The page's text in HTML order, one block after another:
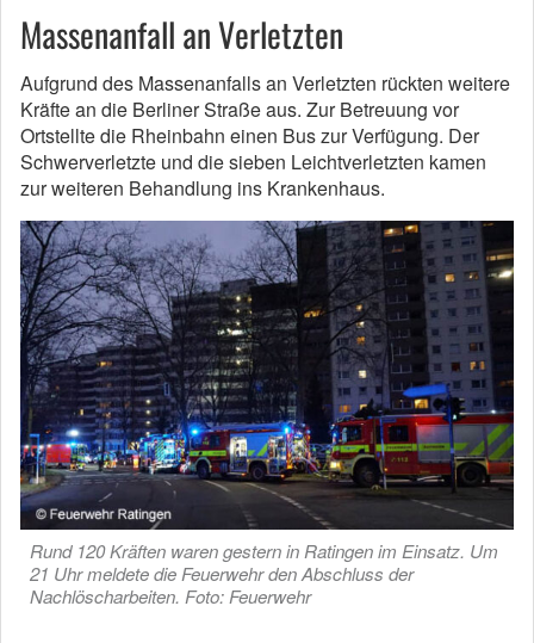
Massenanfall an Verletzten
Aufgrund des Massenanfalls an Verletzten rückten weitere
Kräfte an die Berliner Straße aus. Zur Betreuung vor
Ortstellte die Rheinbahn einen Bus zur Verfügung. Der
Schwerverletzte und die sieben Leichtverletzten kamen
zur weiteren Behandlung ins Krankenhaus.
Rund 120 Kräften waren gestern in Ratingen im Einsatz. Um
21 Uhr meldete die Feuerwehr den Abschluss der
Nachlöscharbeiten. Foto: Feuerwehr